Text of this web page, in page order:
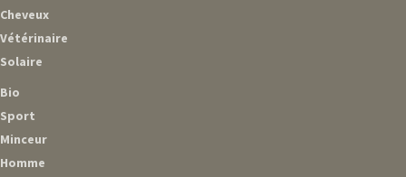
Cheveux
Vétérinaire
Solaire
Bio
Sport
Minceur
Homme